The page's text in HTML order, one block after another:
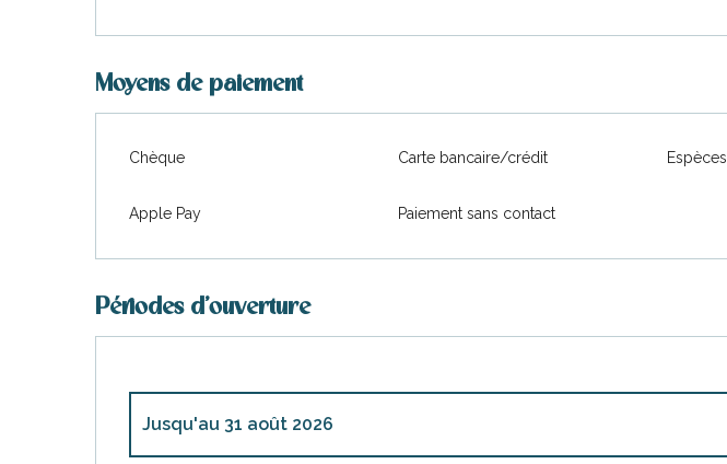
Moyens de paiement
Chèque Carte bancaire/crédit Espèces
Apple Pay Paiement sans contact
Périodes d'ouverture
Jusqu'au 31 août 2026